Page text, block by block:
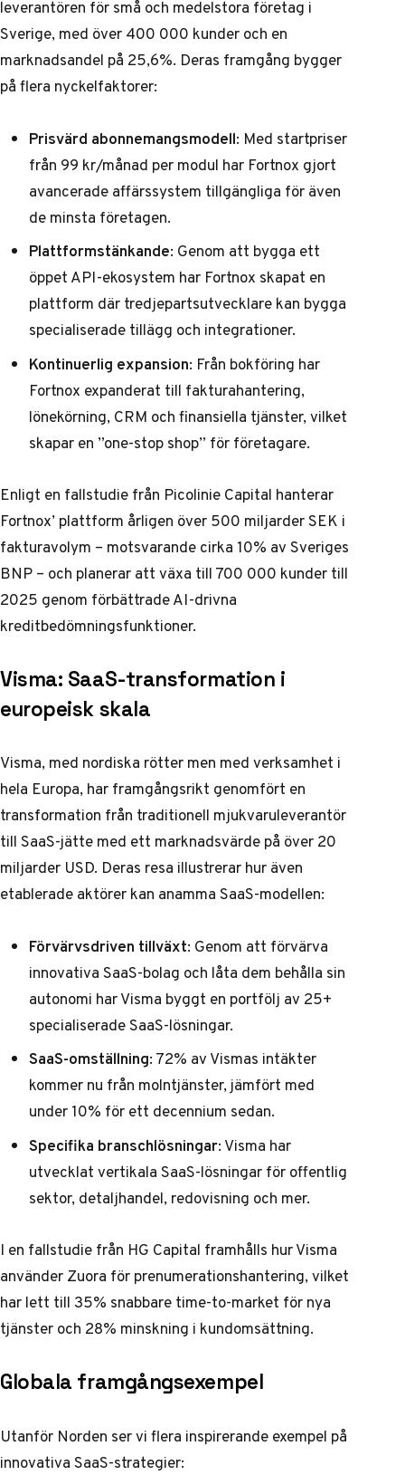
leverantören för små och medelstora företag i
Sverige, med över 400 000 kunder och en
marknadsandel på 25,6%. Deras framgång bygger
på flera nyckelfaktorer:
Prisvärd abonnemangsmodell: Med startpriser
från 99 kr/månad per modul har Fortnox gjort
avancerade affärssystem tillgängliga för även
de minsta företagen.
Plattformstänkande: Genom att bygga ett
öppet API-ekosystem har Fortnox skapat en
plattform där tredjepartsutvecklare kan bygga
specialiserade tillägg och integrationer.
Kontinuerlig expansion: Från bokföring har
Fortnox expanderat till fakturahantering,
lönekörning, CRM och finansiella tjänster, vilket
skapar en ”one-stop shop” för företagare.
Enligt en fallstudie från Picolinie Capital hanterar
Fortnox’ plattform årligen över 500 miljarder SEK i
fakturavolym – motsvarande cirka 10% av Sveriges
BNP – och planerar att växa till 700 000 kunder till
2025 genom förbättrade AI-drivna
kreditbedömningsfunktioner.
Visma: SaaS-transformation i
europeisk skala
Visma, med nordiska rötter men med verksamhet i
hela Europa, har framgångsrikt genomfört en
transformation från traditionell mjukvaruleverantör
till SaaS-jätte med ett marknadsvärde på över 20
miljarder USD. Deras resa illustrerar hur även
etablerade aktörer kan anamma SaaS-modellen:
Förvärvsdriven tillväxt: Genom att förvärva
innovativa SaaS-bolag och låta dem behålla sin
autonomi har Visma byggt en portfölj av 25+
specialiserade SaaS-lösningar.
SaaS-omställning: 72% av Vismas intäkter
kommer nu från molntjänster, jämfört med
under 10% för ett decennium sedan.
Specifika branschlösningar: Visma har
utvecklat vertikala SaaS-lösningar för offentlig
sektor, detaljhandel, redovisning och mer.
I en fallstudie från HG Capital framhålls hur Visma
använder Zuora för prenumerationshantering, vilket
har lett till 35% snabbare time-to-market för nya
tjänster och 28% minskning i kundomsättning.
Globala framgångsexempel
Utanför Norden ser vi flera inspirerande exempel på
innovativa SaaS-strategier: